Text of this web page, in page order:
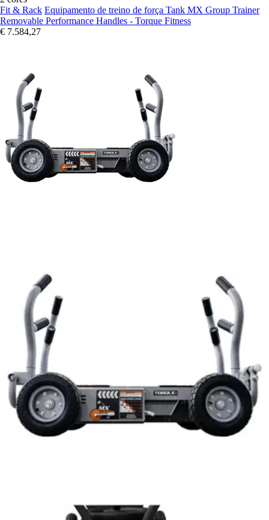
Fit & Rack Equipamento de treino de força Tank MX Group Trainer
Removable Performance Handles - Torque Fitness
€ 7.584,27